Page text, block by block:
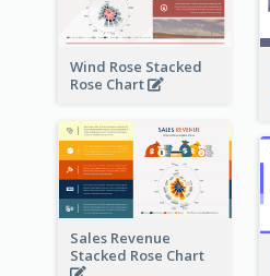
Wind Rose Stacked
Rose Chart
Sales Revenue
Stacked Rose Chart